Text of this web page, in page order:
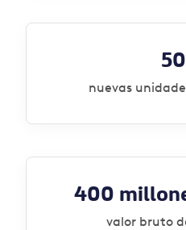
nuevas
400
valor bruto